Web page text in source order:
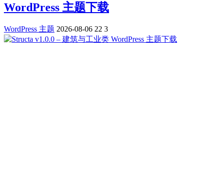
WordPress 主题下载
WordPress 主题 2026-08-06 22 3